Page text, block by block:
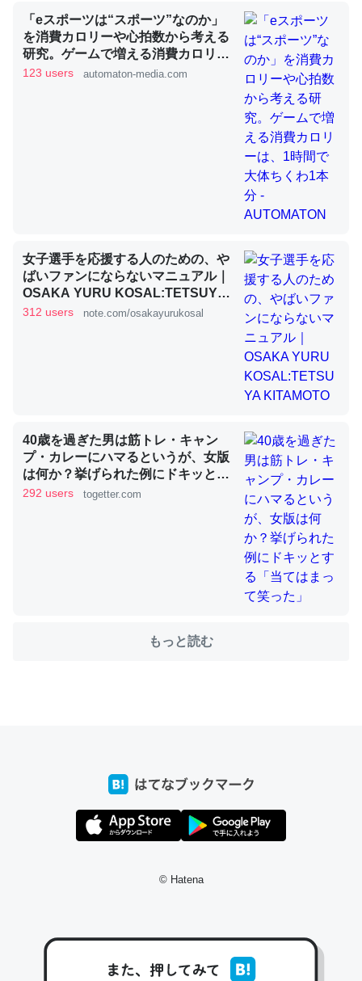
論文では「淡水はカルシウムも酸素も不足してて両方に不
利だから両方が拮抗してるのでは」とあって面白い。海に
いる鋏角類（カブトガニ・ウミグモ）はカルシウムを使わ
ずキチンを強化してる筈だが、酵素が違うのか？
─ニュース :: 【研究発表】昆虫学の大問題＝「昆虫はなぜ海にいな
これを元に考えるとカルシウムを大量に使う脊椎動物と貝
類は苦労してるんだな…。腹足類だと殻を無くしてナメク
─ニュース :: 【研究発表】昆虫学の大問題＝「昆虫はなぜ海にいな
ウチもEchoを実家に置いて４年。でたまに覗いてる。ぼ
ちぼちRingも置こうかと画策中。あと、Googleマップで
位置情報を共有してる。電池残量や充電中かが分かるので
─たまにLINEするくらいだった遠方の父67歳と僕。ITツール導入で
コミュニケーションが劇的に変化した｜tayorini by LIFULL介護
コミュニケーションが劇的に変化した｜tayorini by LIFULL介護
私も3年前ぐらいに祖母の家に設置した。ポケットWifiみ
https://toyoshi.hatenablog.com/entry/2019/05/15/1805
「eスポーツは“スポーツ”なのか」
を消費カロリーや心拍数から考える
研究。ゲームで増える消費カロリー
は、1時間で大体ちくわ1本分 -
123 users automaton-media.com
女子選手を応援する人のための、や
ばいファンにならないマニュアル｜
OSAKA YURU KOSAL:TETSUYA
KITAMOTO
312 users note.com/osakayurukosal
40歳を過ぎた男は筋トレ・キャン
プ・カレーにハマるというが、女版
は何か？挙げられた例にドキッとす
る「当てはまって笑った」
292 users togetter.com
もっと読む
© Hatena